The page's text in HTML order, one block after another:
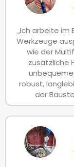
„Ich arbeite
Werkzeuge
wie der
zusätzliche
unbequeme
robust,
der